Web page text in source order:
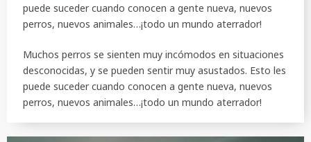
puede suceder cuando conocen a gente nueva, nuevos
perros, nuevos animales…¡todo un mundo aterrador!
Muchos perros se sienten muy incómodos en situaciones
desconocidas, y se pueden sentir muy asustados. Esto les
puede suceder cuando conocen a gente nueva, nuevos
perros, nuevos animales…¡todo un mundo aterrador!